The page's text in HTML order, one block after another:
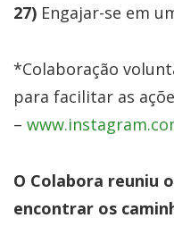
27) Engajar-se em
*Colaboração
para facilitar as
–
O Colabora reuniu
encontrar os